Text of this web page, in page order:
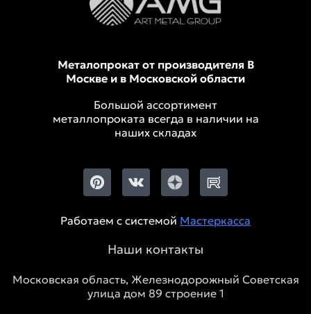
Металопрокат от производителя В
Москве и в Московской области
Большой ассортимент
металлопроката всегда в наличии на
наших складах
Работаем с системой Мастеркасса
Наши контакты
Московская область, Железнодорожный Советская
улица дом 89 строение 1